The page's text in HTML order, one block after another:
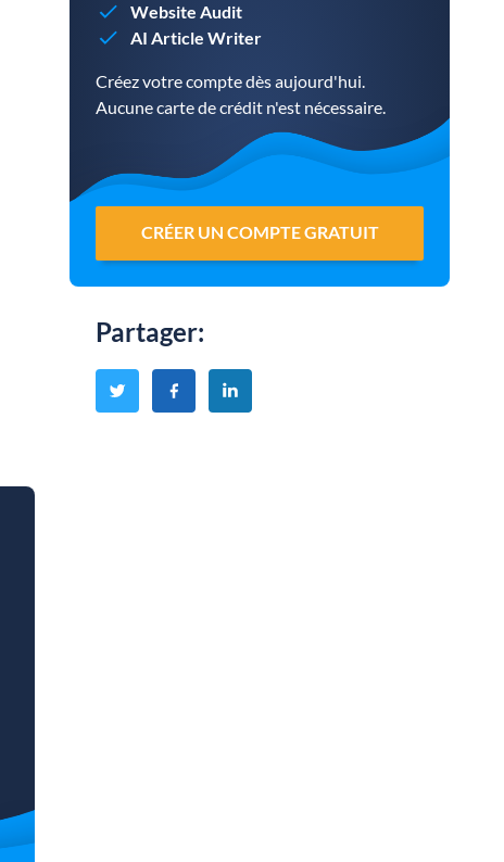
Website Audit
AI Article Writer
Créez votre compte dès aujourd'hui.
Aucune carte de crédit n'est nécessaire.
CRÉER UN COMPTE GRATUIT
Partager: